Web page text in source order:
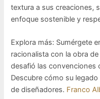
textura a sus creaciones,
enfoque sostenible y
Explora más: Sumérgete
racionalista con la obra
desafió las convenciones
Descubre cómo su
de diseñadores. Franco